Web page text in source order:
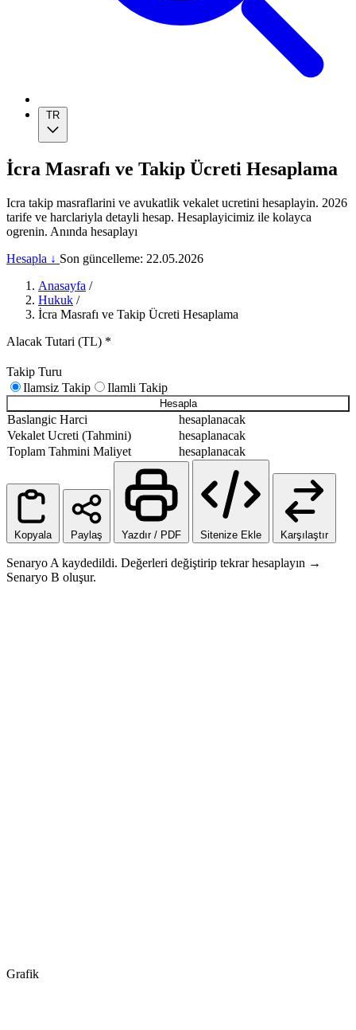
TR
İcra Masrafı ve Takip Ücreti Hesaplama
Icra takip masraflarini ve avukatlik vekalet ucretini hesaplayin. 2026
tarife ve harclariyla detayli hesap. Hesaplayicimiz ile kolayca
ogrenin. Anında hesaplayı
Hesapla ↓ Son güncelleme: 22.05.2026
Anasayfa /
Hukuk /
İcra Masrafı ve Takip Ücreti Hesaplama
Alacak Tutari (TL) *
Takip Turu
Ilamsiz Takip
Ilamli Takip
Hesapla
Baslangic Harci
hesaplanacak
Vekalet Ucreti (Tahmini)
hesaplanacak
Toplam Tahmini Maliyet
hesaplanacak
Kopyala Paylaş Yazdır / PDF Sitenize Ekle Karşılaştır
Senaryo A kaydedildi. Değerleri değiştirip tekrar hesaplayın →
Senaryo B oluşur.
Grafik